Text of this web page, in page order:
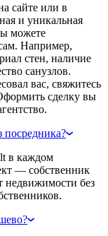
сайте или в
и уникальная
можете
Например,
стен, наличие
санузлов.
вас, свяжитесь
сделку вы
в каждом
— собственник
недвижимости без